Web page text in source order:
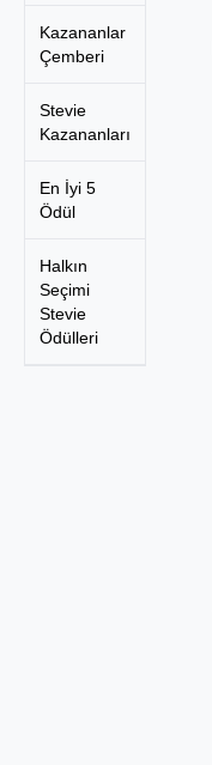
Kazananlar
Çemberi
Stevie
Kazananları
En İyi 5
Ödül
Halkın
Seçimi
Stevie
Ödülleri